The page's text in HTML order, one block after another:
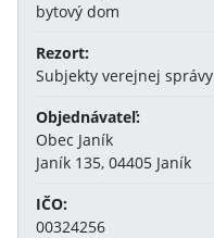
bytový dom
Rezort:
Subjekty verejnej správy
Objednávateľ:
Obec Janík
Janík 135, 04405 Janík
IČO:
00324256